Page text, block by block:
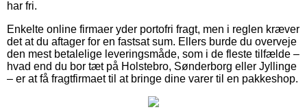
har fri.
Enkelte online firmaer yder portofri fragt, men i reglen kræver
det at du aftager for en fastsat sum. Ellers burde du overveje
den mest betalelige leveringsmåde, som i de fleste tilfælde –
hvad end du bor tæt på Holstebro, Sønderborg eller Jyllinge
– er at få fragtfirmaet til at bringe dine varer til en pakkeshop.